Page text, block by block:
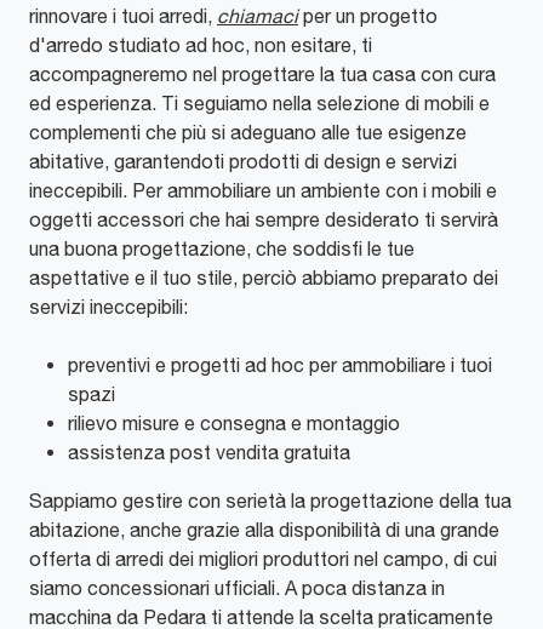
rinnovare i tuoi arredi, chiamaciper un progetto
d'arredo studiato ad hoc, non esitare, ti
accompagneremo nel progettare la tua casa con cura
ed esperienza. Ti seguiamo nella selezione di mobili e
complementi che più si adeguano alle tue esigenze
abitative, garantendoti prodotti di design e servizi
ineccepibili. Per ammobiliare un ambiente con i mobili e
oggetti accessori che hai sempre desiderato ti servirà
una buona progettazione, che soddisfi le tue
aspettative e il tuo stile, perciò abbiamo preparato dei
servizi ineccepibili:
preventivi e progetti ad hoc per ammobiliare i tuoi
spazi
rilievo misure e consegna e montaggio
assistenza post vendita gratuita
Sappiamo gestire con serietà la progettazione della tua
abitazione, anche grazie alla disponibilità di una grande
offerta di arredi dei migliori produttori nel campo, di cui
siamo concessionari ufficiali. A poca distanza in
macchina da Pedara ti attende la scelta praticamente